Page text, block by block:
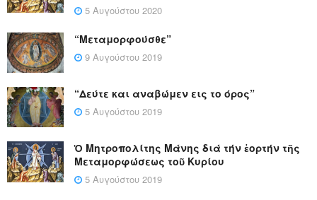
5 Αυγούστου 2020
“Μεταμορφούσθε”
9 Αυγούστου 2019
“Δεύτε και αναβώμεν εις το όρος”
5 Αυγούστου 2019
Ὁ Μητροπολίτης Μάνης διά τήν ἑορτήν τῆς
Μεταμορφώσεως τοῦ Κυρίου
5 Αυγούστου 2019